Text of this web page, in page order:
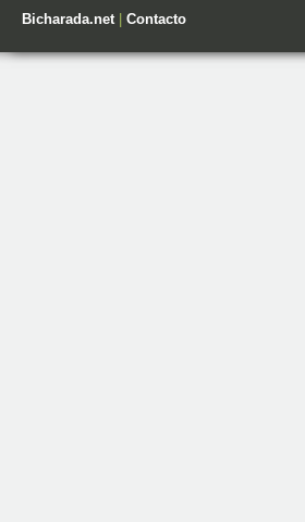
Bicharada.net| Contacto